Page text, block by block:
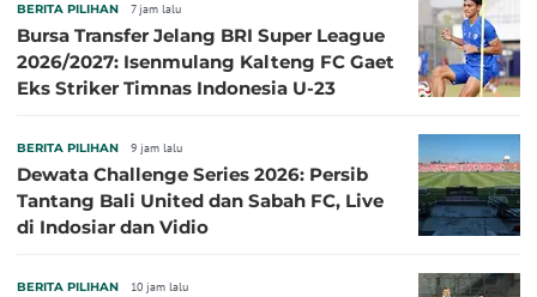
BERITA PILIHAN 7 jam lalu
Bursa Transfer Jelang BRI Super League
2026/2027: Isenmulang Kalteng FC Gaet
Eks Striker Timnas Indonesia U-23
BERITA PILIHAN 9 jam lalu
Dewata Challenge Series 2026: Persib
Tantang Bali United dan Sabah FC, Live
di Indosiar dan Vidio
BERITA PILIHAN 10 jam lalu